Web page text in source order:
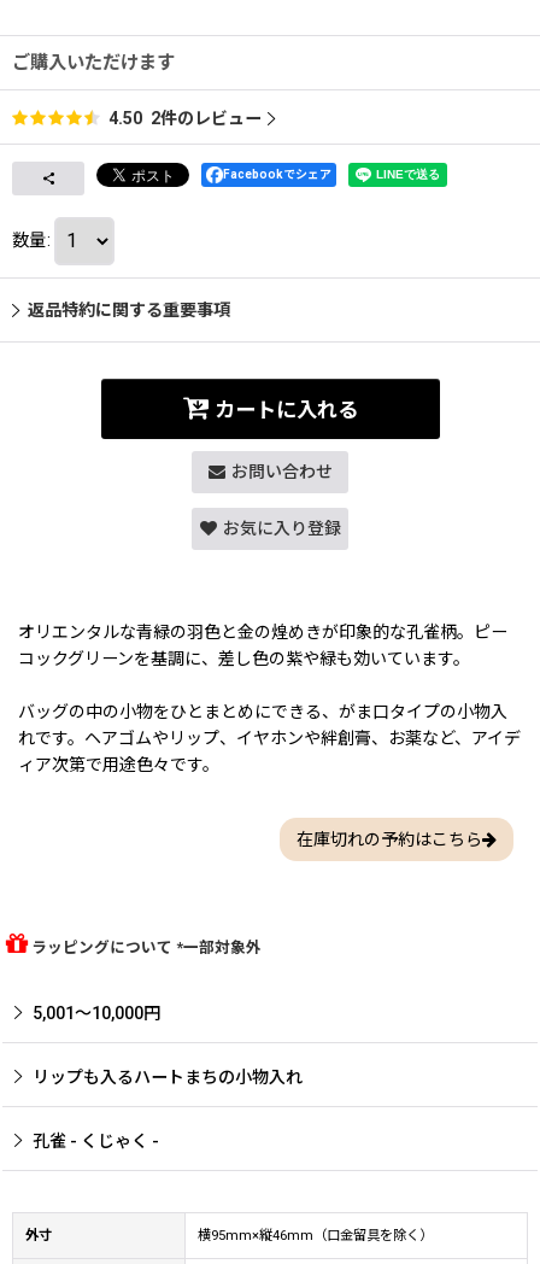
ご購入いただけます
4.50 2件のレビュー
Facebookでシェア
数量:
返品特約に関する重要事項
カートに入れる
お問い合わせ
お気に入り登録
オリエンタルな青緑の羽色と金の煌めきが印象的な孔雀柄。ピー
コックグリーンを基調に、差し色の紫や緑も効いています。
バッグの中の小物をひとまとめにできる、がま口タイプの小物入
れです。ヘアゴムやリップ、イヤホンや絆創膏、お薬など、アイデ
ィア次第で用途色々です。
在庫切れの予約はこちら
ラッピングについて *一部対象外
5,001〜10,000円
リップも入るハートまちの小物入れ
孔雀 - くじゃく -
外寸 横95mm×縦46mm（口金留具を除く）